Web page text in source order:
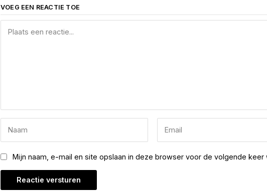
VOEG EEN REACTIE TOE
Mijn naam, e-mail en site opslaan in deze browser voor de volgende keer